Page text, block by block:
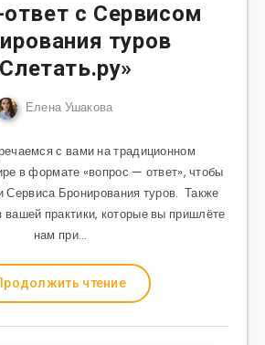
с Сервисом
туров
Елена Ушакова
с вами на традиционном
в формате «вопрос — ответ», чтобы
Сервиса Бронирования туров. Также
вашей практики, которые вы пришлёте
нам при…
чтение